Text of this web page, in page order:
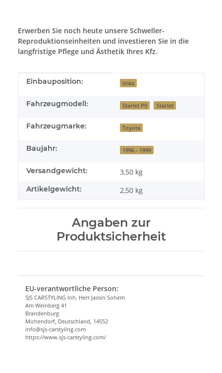
Erwerben Sie noch heute unsere Schweller-
Reproduktionseinheiten und investieren Sie in die
langfristige Pflege und Ästhetik Ihres Kfz.
Produkteigenschaft
Wert
Einbauposition: links
Fahrzeugmodell: Starlet P9 Starlet
Fahrzeugmarke: Toyota
Baujahr: 1996 - 1999
Versandgewicht: 3,50 kg
Artikelgewicht: 2,50 kg
Angaben zur
Produktsicherheit
EU-verantwortliche Person:
SJS CARSTYLING Inh. Herr Jassin Sohem
Am Weinberg 41
Brandenburg
Michendorf, Deutschland, 14552
info@sjs-carstyling.com
https://www.sjs-carstyling.com/